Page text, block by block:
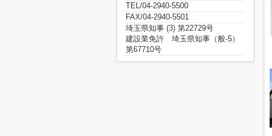
TEL/04-2940-5500
FAX/04-2940-5501
埼玉県知事 (3) 第22729号
建設業免許 埼玉県知事（般-5）
第67710号